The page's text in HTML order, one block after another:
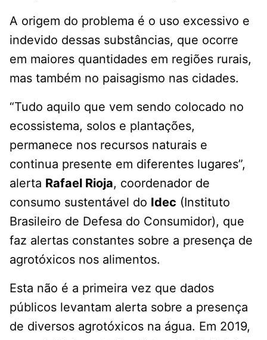
A origem do problema é o uso excessivo e
indevido dessas substâncias, que ocorre
em maiores quantidades em regiões rurais,
mas também no paisagismo nas cidades.
“Tudo aquilo que vem sendo colocado no
ecossistema, solos e plantações,
permanece nos recursos naturais e
continua presente em diferentes lugares”,
alerta Rafael Rioja, coordenador de
consumo sustentável do Idec (Instituto
Brasileiro de Defesa do Consumidor), que
faz alertas constantes sobre a presença de
agrotóxicos nos alimentos.
Esta não é a primeira vez que dados
públicos levantam alerta sobre a presença
de diversos agrotóxicos na água. Em 2019,